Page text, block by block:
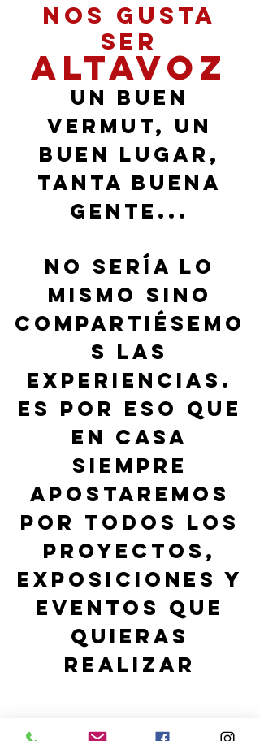
nos gusta
ser
altavoz
UN BUEN
Vermut, UN
BUEN LUGAR,
TANTA BUENA
GENTE...
NO SERÍA lo
MISMO SINO
Compartiésemo
s LAS
EXPERIENCIAS.
ES POR ESO QUE
EN CASA
SIEMPRE
APOSTAREMOS
POR TODOS LOS
PROYECTOS,
exposiciones y
eventos que
quieras
realizar